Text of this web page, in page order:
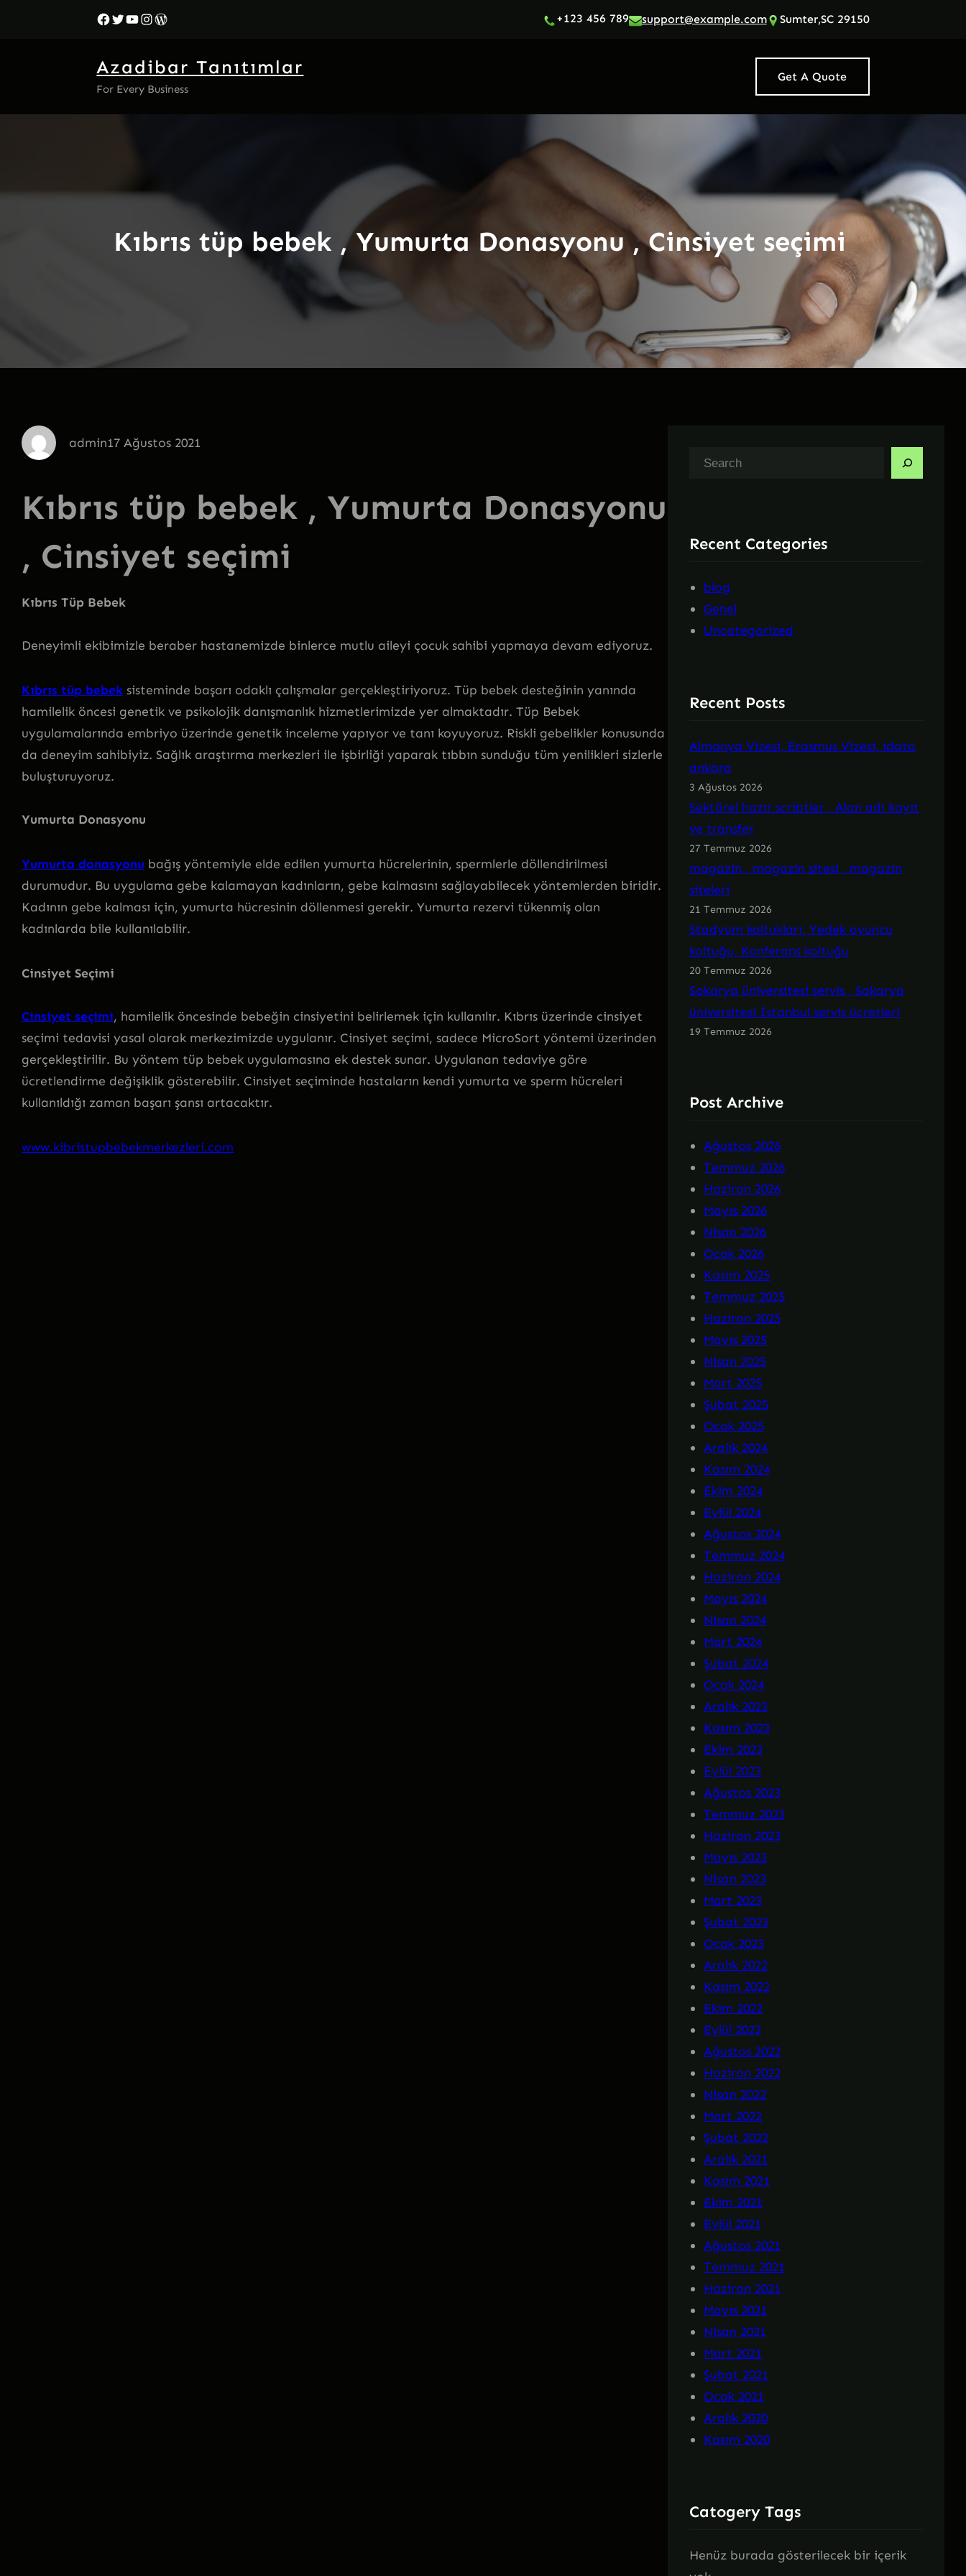
Facebook
Twitter
YouTube
Instagram
WordPress +123 456 789 support@example.com Sumter,SC 29150
Azadibar Tanıtımlar
For Every Business
Get A Quote
Kıbrıs tüp bebek , Yumurta Donasyonu , Cinsiyet seçimi
admin17 Ağustos 2021
Kıbrıs tüp bebek , Yumurta Donasyonu
, Cinsiyet seçimi
Kıbrıs Tüp Bebek
Deneyimli ekibimizle beraber hastanemizde binlerce mutlu aileyi çocuk sahibi yapmaya devam ediyoruz.
Kıbrıs tüp bebek sisteminde başarı odaklı çalışmalar gerçekleştiriyoruz. Tüp bebek desteğinin yanında
hamilelik öncesi genetik ve psikolojik danışmanlık hizmetlerimizde yer almaktadır. Tüp Bebek
uygulamalarında embriyo üzerinde genetik inceleme yapıyor ve tanı koyuyoruz. Riskli gebelikler konusunda
da deneyim sahibiyiz. Sağlık araştırma merkezleri ile işbirliği yaparak tıbbın sunduğu tüm yenilikleri sizlerle
buluşturuyoruz.
Yumurta Donasyonu
Yumurta donasyonu bağış yöntemiyle elde edilen yumurta hücrelerinin, spermlerle döllendirilmesi
durumudur. Bu uygulama gebe kalamayan kadınların, gebe kalmasını sağlayabilecek yöntemlerden biridir.
Kadının gebe kalması için, yumurta hücresinin döllenmesi gerekir. Yumurta rezervi tükenmiş olan
kadınlarda bile kullanılabilir.
Cinsiyet Seçimi
Cinsiyet seçimi, hamilelik öncesinde bebeğin cinsiyetini belirlemek için kullanılır. Kıbrıs üzerinde cinsiyet
seçimi tedavisi yasal olarak merkezimizde uygulanır. Cinsiyet seçimi, sadece MicroSort yöntemi üzerinden
gerçekleştirilir. Bu yöntem tüp bebek uygulamasına ek destek sunar. Uygulanan tedaviye göre
ücretlendirme değişiklik gösterebilir. Cinsiyet seçiminde hastaların kendi yumurta ve sperm hücreleri
kullanıldığı zaman başarı şansı artacaktır.
www.kibristupbebekmerkezleri.com
Recent Categories
blog
Genel
Uncategorized
Recent Posts
Almanya Vizesi, Erasmus Vizesi, idata
ankara
3 Ağustos 2026
Sektörel hazır scriptler , Alan adı kayıt
ve transfer
27 Temmuz 2026
magazin , magazin sitesi , magazin
siteleri
21 Temmuz 2026
Stadyum koltukları, Yedek oyuncu
koltuğu, Konferans koltuğu
20 Temmuz 2026
Sakarya üniversitesi servis , Sakarya
üniversitesi İstanbul servis ücretleri
19 Temmuz 2026
Post Archive
Ağustos 2026
Temmuz 2026
Haziran 2026
Mayıs 2026
Nisan 2026
Ocak 2026
Kasım 2025
Temmuz 2025
Haziran 2025
Mayıs 2025
Nisan 2025
Mart 2025
Şubat 2025
Ocak 2025
Aralık 2024
Kasım 2024
Ekim 2024
Eylül 2024
Ağustos 2024
Temmuz 2024
Haziran 2024
Mayıs 2024
Nisan 2024
Mart 2024
Şubat 2024
Ocak 2024
Aralık 2023
Kasım 2023
Ekim 2023
Eylül 2023
Ağustos 2023
Temmuz 2023
Haziran 2023
Mayıs 2023
Nisan 2023
Mart 2023
Şubat 2023
Ocak 2023
Aralık 2022
Kasım 2022
Ekim 2022
Eylül 2022
Ağustos 2022
Haziran 2022
Nisan 2022
Mart 2022
Şubat 2022
Aralık 2021
Kasım 2021
Ekim 2021
Eylül 2021
Ağustos 2021
Temmuz 2021
Haziran 2021
Mayıs 2021
Nisan 2021
Mart 2021
Şubat 2021
Ocak 2021
Aralık 2020
Kasım 2020
Catogery Tags
Henüz burada gösterilecek bir içerik